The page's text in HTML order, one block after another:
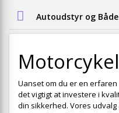
Autoudstyr og Både
Uanset om du er en
det vigtigt at investere i
din sikkerhed. Vores